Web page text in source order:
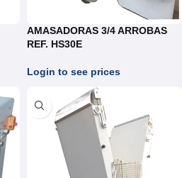
AMASADORAS 3/4 ARROBAS
REF. HS30E
Login to see prices